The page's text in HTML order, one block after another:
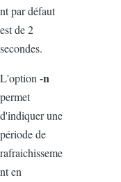
nt par défaut
est de 2
secondes.
L'option -n
permet
d'indiquer une
période de
rafraichisseme
nt en